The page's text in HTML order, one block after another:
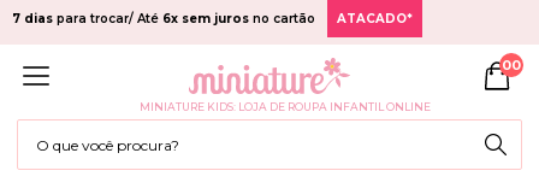
7 dias para trocar/ Até 6x sem juros no cartão ATACADO*
MINIATURE KIDS: LOJA DE ROUPA INFANTIL ONLINE
00